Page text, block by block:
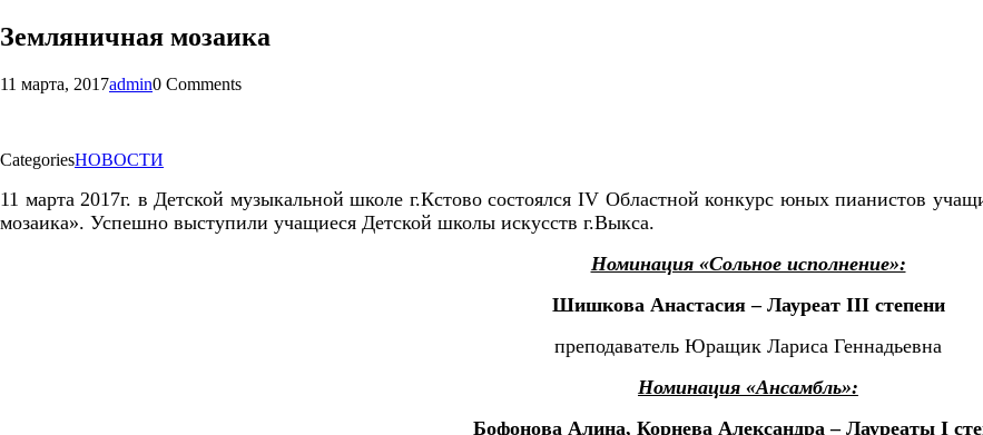
Земляничная мозаика
11 марта, 2017admin0 Comments
CategoriesНОВОСТИ
11 марта 2017г. в Детской музыкальной школе г.Кстово состоялся IVОбластной конкурс юных пианистов
мозаика». Успешно выступили учащиеся Детской школы искусств г.Выкса.
Номинация «Сольное исполнение»:
Шишкова Анастасия – Лауреат IIIстепени
преподаватель Юращик Лариса Геннадьевна
Номинация «Ансамбль»:
Бофонова Алина, Корнева Александра – Лауреаты I